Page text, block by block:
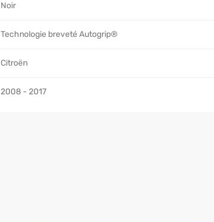
Noir
Technologie breveté Autogrip®
Citroën
2008 - 2017